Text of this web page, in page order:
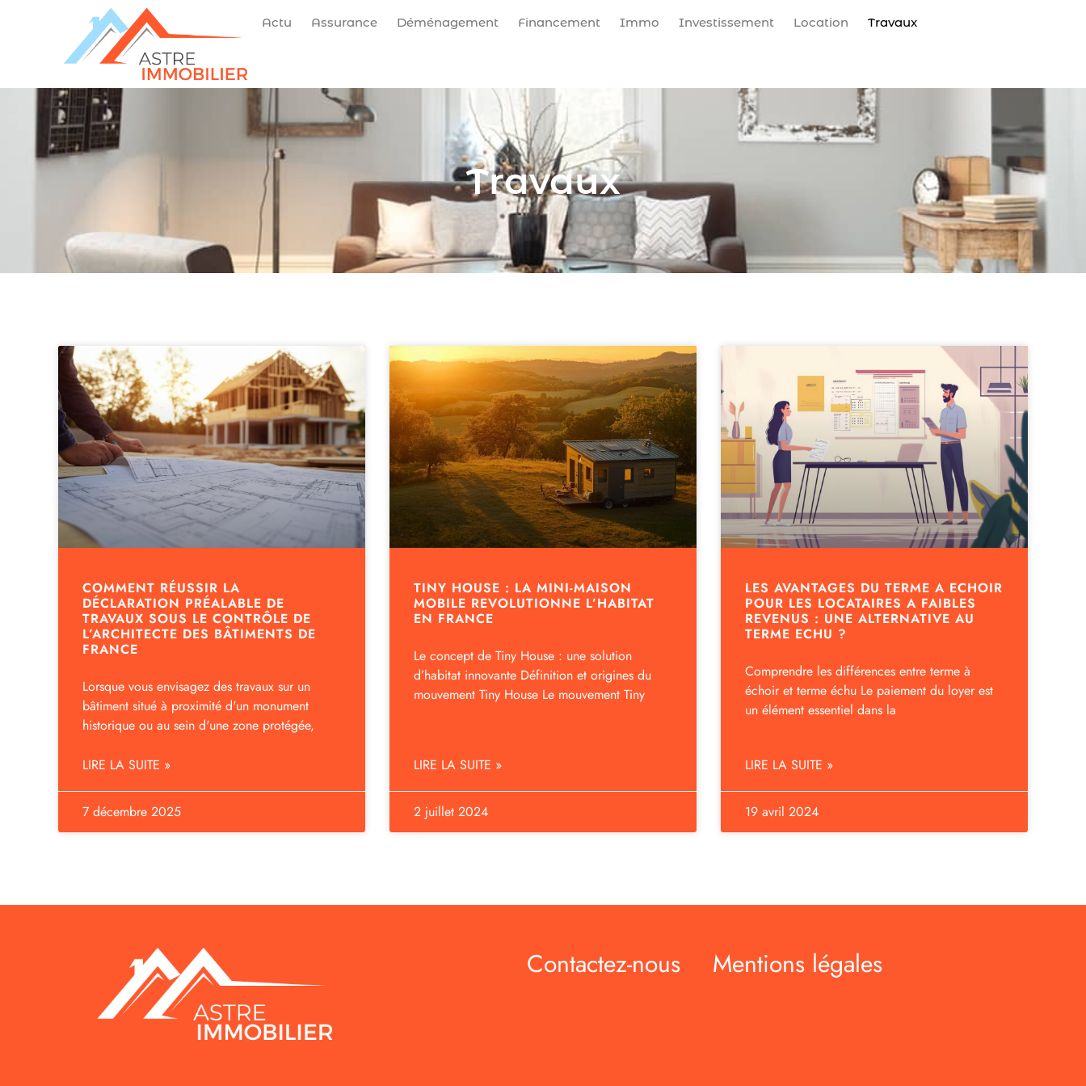
Actu Assurance Déménagement Financement Immo Investissement Location Travaux
Travaux
COMMENT RÉUSSIR LA
DÉCLARATION PRÉALABLE DE
TRAVAUX SOUS LE CONTRÔLE DE
L’ARCHITECTE DES BÂTIMENTS DE
FRANCE
Lorsque vous envisagez des travaux sur un
bâtiment situé à proximité d'un monument
historique ou au sein d'une zone protégée,
LIRE LA SUITE »
7 décembre 2025
TINY HOUSE : LA MINI-MAISON
MOBILE REVOLUTIONNE L’HABITAT
EN FRANCE
Le concept de Tiny House : une solution
d’habitat innovante Définition et origines du
mouvement Tiny House Le mouvement Tiny
LIRE LA SUITE »
2 juillet 2024
LES AVANTAGES DU TERME A ECHOIR
POUR LES LOCATAIRES A FAIBLES
REVENUS : UNE ALTERNATIVE AU
TERME ECHU ?
Comprendre les différences entre terme à
échoir et terme échu Le paiement du loyer est
un élément essentiel dans la
LIRE LA SUITE »
19 avril 2024
Contactez-nous Mentions légales